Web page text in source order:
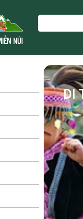
Search
DI